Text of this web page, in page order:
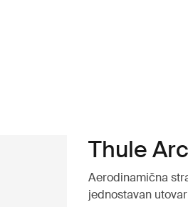
Thule
Aerodinamična
jednostavan